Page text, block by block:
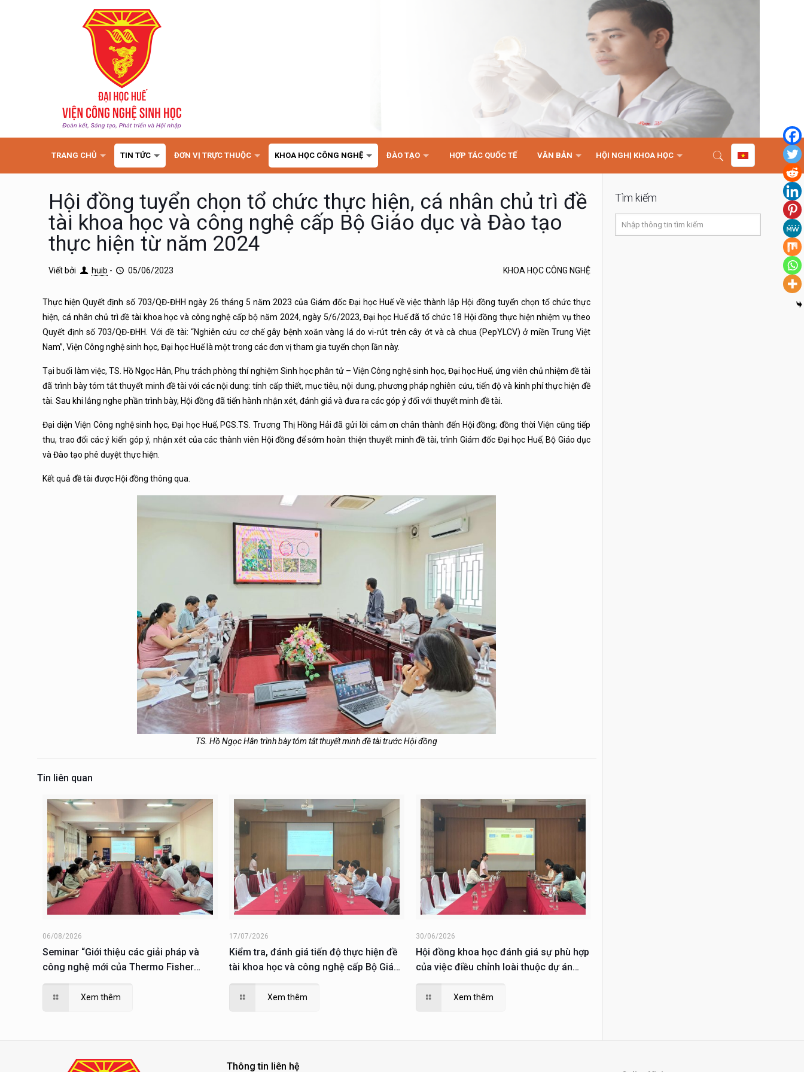
TRANG CHỦ TIN TỨC ĐƠN VỊ TRỰC THUỘC KHOA HỌC CÔNG NGHỆ ĐÀO TẠO HỢP TÁC QUỐC TẾ VĂN BẢN HỘI NGHỊ KHOA HỌC
Hội đồng tuyển chọn tổ chức thực hiện, cá nhân chủ trì đề
tài khoa học và công nghệ cấp Bộ Giáo dục và Đào tạo
thực hiện từ năm 2024
Viết bởi huib - 05/06/2023 KHOA HỌC CÔNG NGHỆ
Thực hiện Quyết định số 703/QĐ-ĐHH ngày 26 tháng 5 năm 2023 của Giám đốc Đại học Huế về việc thành lập Hội đồng tuyển chọn tổ chức thực
hiện, cá nhân chủ trì đề tài khoa học và công nghệ cấp bộ năm 2024, ngày 5/6/2023, Đại học Huế đã tổ chức 18 Hội đồng thực hiện nhiệm vụ theo
Quyết định số 703/QĐ-ĐHH. Với đề tài: “Nghiên cứu cơ chế gây bệnh xoăn vàng lá do vi-rút trên cây ớt và cà chua (PepYLCV) ở miền Trung Việt
Nam”, Viện Công nghệ sinh học, Đại học Huế là một trong các đơn vị tham gia tuyển chọn lần này.
Tại buổi làm việc, TS. Hồ Ngọc Hân, Phụ trách phòng thí nghiệm Sinh học phân tử – Viện Công nghệ sinh học, Đại học Huế, ứng viên chủ nhiệm đề tài
đã trình bày tóm tắt thuyết minh đề tài với các nội dung: tính cấp thiết, mục tiêu, nội dung, phương pháp nghiên cứu, tiến độ và kinh phí thực hiện đề
tài. Sau khi lắng nghe phần trình bày, Hội đồng đã tiến hành nhận xét, đánh giá và đưa ra các góp ý đối với thuyết minh đề tài.
Đại diện Viện Công nghệ sinh học, Đại học Huế, PGS.TS. Trương Thị Hồng Hải đã gửi lời cảm ơn chân thành đến Hội đồng; đồng thời Viện cũng tiếp
thu, trao đổi các ý kiến góp ý, nhận xét của các thành viên Hội đồng để sớm hoàn thiện thuyết minh đề tài, trình Giám đốc Đại học Huế, Bộ Giáo dục
và Đào tạo phê duyệt thực hiện.
Kết quả đề tài được Hội đồng thông qua.
TS. Hồ Ngọc Hân trình bày tóm tắt thuyết minh đề tài trước Hội đồng
Tin liên quan
06/08/2026
Seminar “Giới thiệu các giải pháp và
công nghệ mới của Thermo Fisher
Scientific trong lĩnh vực sinh học phân
tử; giải pháp phục vụ nuôi cấy, phân tích
và nghiên cứu tế tào”
Xem thêm
17/07/2026
Kiểm tra, đánh giá tiến độ thực hiện đề
tài khoa học và công nghệ cấp Bộ Giáo
dục và Đào tạo
Xem thêm
30/06/2026
Hội đồng khoa học đánh giá sự phù hợp
của việc điều chỉnh loài thuộc dự án
KH&CN cấp thành phố thực hiện từ năm
2023
Xem thêm
Tìm kiếm
Thông tin liên hệ